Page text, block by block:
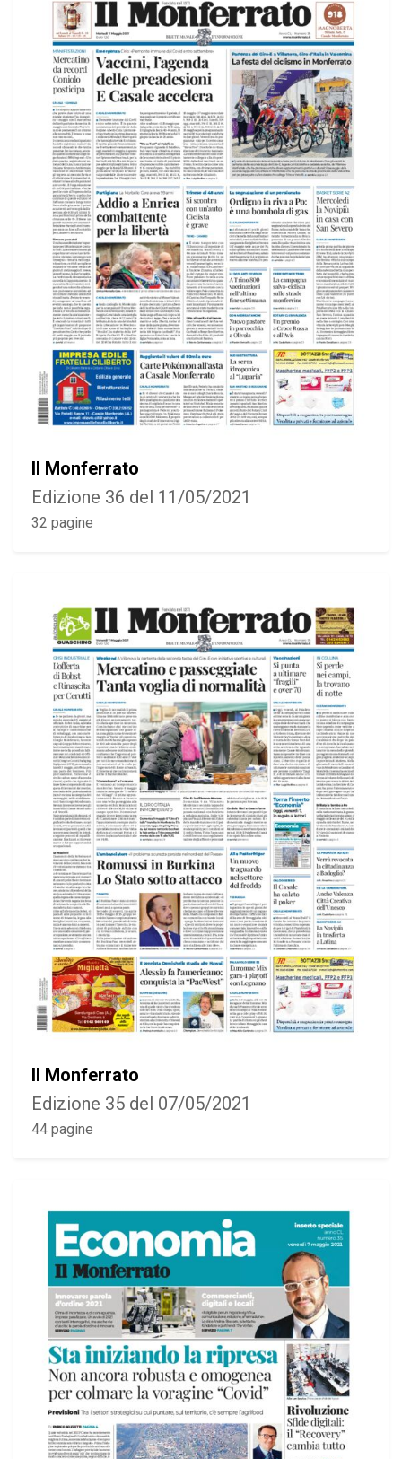
Il Monferrato
Edizione 36 del 11/05/2021
32 pagine
Il Monferrato
Edizione 35 del 07/05/2021
44 pagine